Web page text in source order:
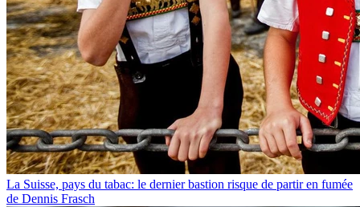
La Suisse, pays du tabac: le dernier bastion risque de partir en fumée
de Dennis Frasch